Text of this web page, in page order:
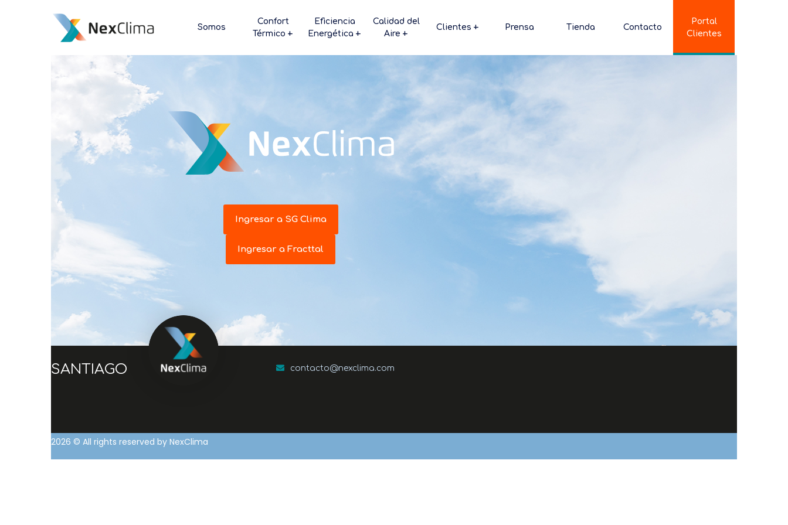
Somos
Confort
Térmico
Eficiencia
Energética
Calidad del
Aire
Clientes Prensa Tienda Contacto
Portal
Clientes
Ingresar a SG Clima
Ingresar a Fracttal
SANTIAGO contacto@nexclima.com
2026 © All rights reserved by NexClima